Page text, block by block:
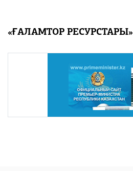
«ҒАЛАМТОР РЕСУРСТАРЫ»